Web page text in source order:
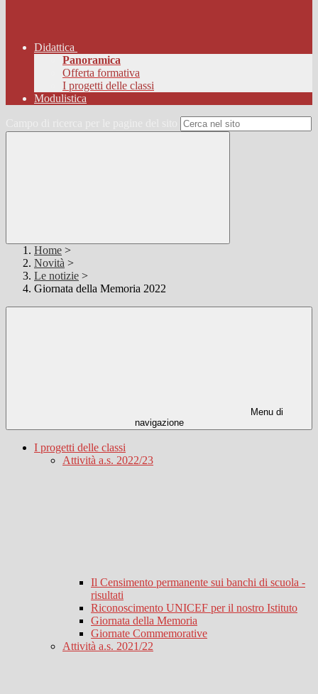
Didattica
Panoramica
Offerta formativa
I progetti delle classi
Modulistica
Home >
Novità >
Le notizie >
Giornata della Memoria 2022
Menu di
navigazione
I progetti delle classi
Attività a.s. 2022/23
Il Censimento permanente sui banchi di scuola -
risultati
Riconoscimento UNICEF per il nostro Istituto
Giornata della Memoria
Giornate Commemorative
Attività a.s. 2021/22